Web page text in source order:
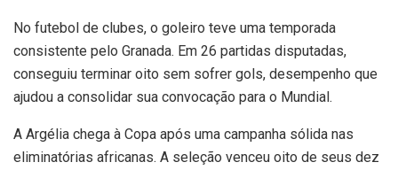
No futebol de clubes, o goleiro teve uma temporada
consistente pelo Granada. Em 26 partidas disputadas,
conseguiu terminar oito sem sofrer gols, desempenho que
ajudou a consolidar sua convocação para o Mundial.
A Argélia chega à Copa após uma campanha sólida nas
eliminatórias africanas. A seleção venceu oito de seus dez